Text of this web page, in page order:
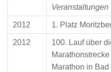
Veranstaltungen
2012 1. Platz
2012
100. Lauf über
Marathon in